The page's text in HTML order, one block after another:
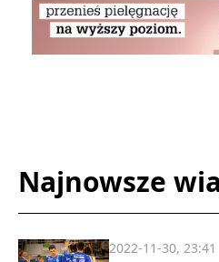
Najnowsze
2022-11-30, 23:41